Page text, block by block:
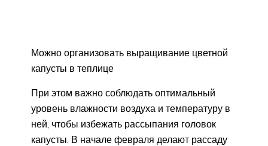
Можно организовать выращивание цветной
капусты в теплице
При этом важно соблюдать оптимальный
уровень влажности воздуха и температуру в
ней, чтобы избежать рассыпания головок
капусты. В начале февраля делают рассаду